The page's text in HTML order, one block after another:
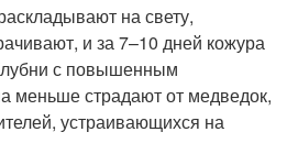
на свету,
и за 7–10 дней кожура
с повышенным
меньше страдают от медведок,
устраивающихся на